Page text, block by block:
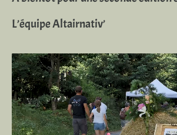
L’équipe Altairnativ’